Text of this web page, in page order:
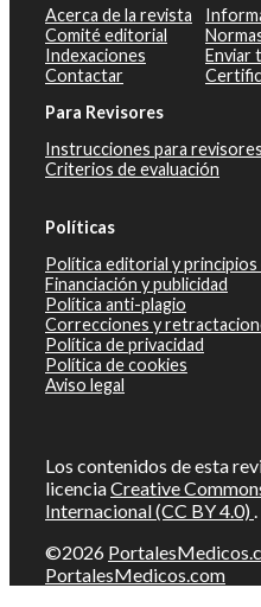
Acerca de la revista
Comité editorial
Indexaciones
Contactar
Enviar
Para Revisores
Instrucciones para revisores
Criterios de evaluación
Políticas
Política editorial y
Financiación y publicidad
Política anti-plagio
Correcciones y
Política de privacidad
Política de cookies
Aviso legal
Los contenidos de esta
licenciaCreative
Internacional (CC BY 4.0)
©2026
PortalesMedicos.com